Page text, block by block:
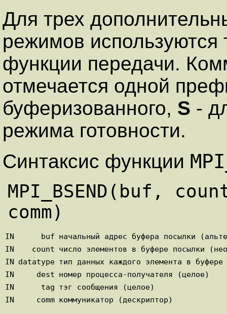
Для трех
режимов
функции передачи.
отмечается одной
буферизованного, S -
режима готовности.
Синтаксис функции
MPI_BSEND(buf,
IN buf начальный адрес буфера посылки
IN
count число элементов в буфере посылки
IN
datatype тип данных каждого элемента в
IN
dest номер процесса-получателя (целое)
IN
tag тэг сообщения (целое)
IN
comm коммуникатор (дескриптор)